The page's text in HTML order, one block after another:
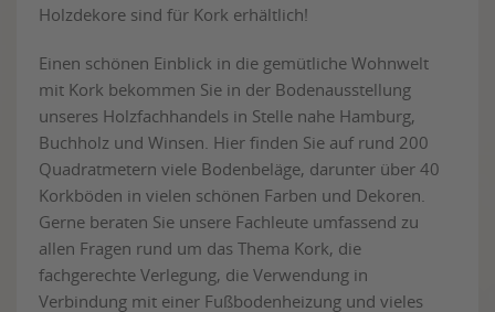
Holzdekore sind für Kork erhältlich!
Einen schönen Einblick in die gemütliche Wohnwelt
mit Kork bekommen Sie in der Bodenausstellung
unseres Holzfachhandels in Stelle nahe Hamburg,
Buchholz und Winsen. Hier finden Sie auf rund 200
Quadratmetern viele Bodenbeläge, darunter über 40
Korkböden in vielen schönen Farben und Dekoren.
Gerne beraten Sie unsere Fachleute umfassend zu
allen Fragen rund um das Thema Kork, die
fachgerechte Verlegung, die Verwendung in
Verbindung mit einer Fußbodenheizung und vieles